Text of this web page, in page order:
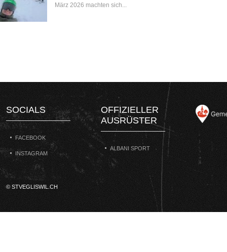
März 2026 machten sich...
SOCIALS
FACEBOOK
INSTAGRAM
OFFIZIELLER
AUSRÜSTER
ALBANI SPORT
© STVEGLISWIL.CH